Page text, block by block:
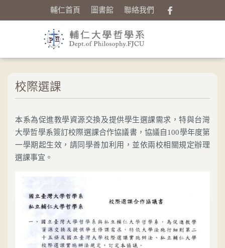
輔仁首頁 圖書館 聯絡我們
校際選課
本系為促進教學資源交換及提供學生選課需求，特與台灣
大學哲學系簽訂校際選課合作協議書，協議自100學年度第
一學期起生效，請同學善加利用，並依兩校相關規定辦理
選課事宜。